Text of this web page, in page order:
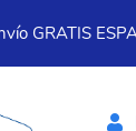
GRATIS